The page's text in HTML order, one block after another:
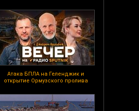
Атака БПЛА на Геленджик и
открытие Ормузского пролива